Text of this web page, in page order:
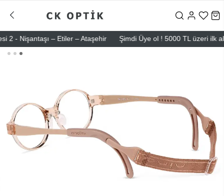
Nişantaşı – Etiler – Ataşehir Şimdi Üye ol ! 5000 TL üzeri ilk